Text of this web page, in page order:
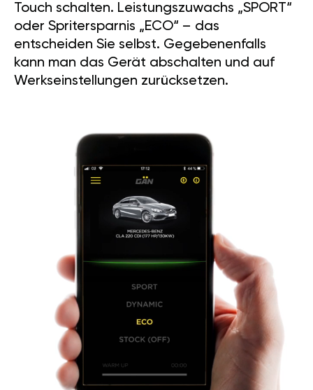
Touch schalten. Leistungszuwachs „SPORT“
oder Spritersparnis „ECO“ – das
entscheiden Sie selbst. Gegebenenfalls
kann man das Gerät abschalten und auf
Werkseinstellungen zurücksetzen.